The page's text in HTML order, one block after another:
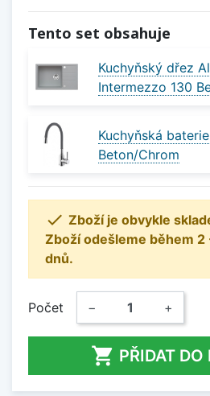
Tento set obsahuje
Kuchyňský dřez
Intermezzo 130
Kuchyňská
Beton/Chrom
 Zboží je obvykle
Zboží odešleme během 2
dnů.
Počet − +
 PŘIDAT DO